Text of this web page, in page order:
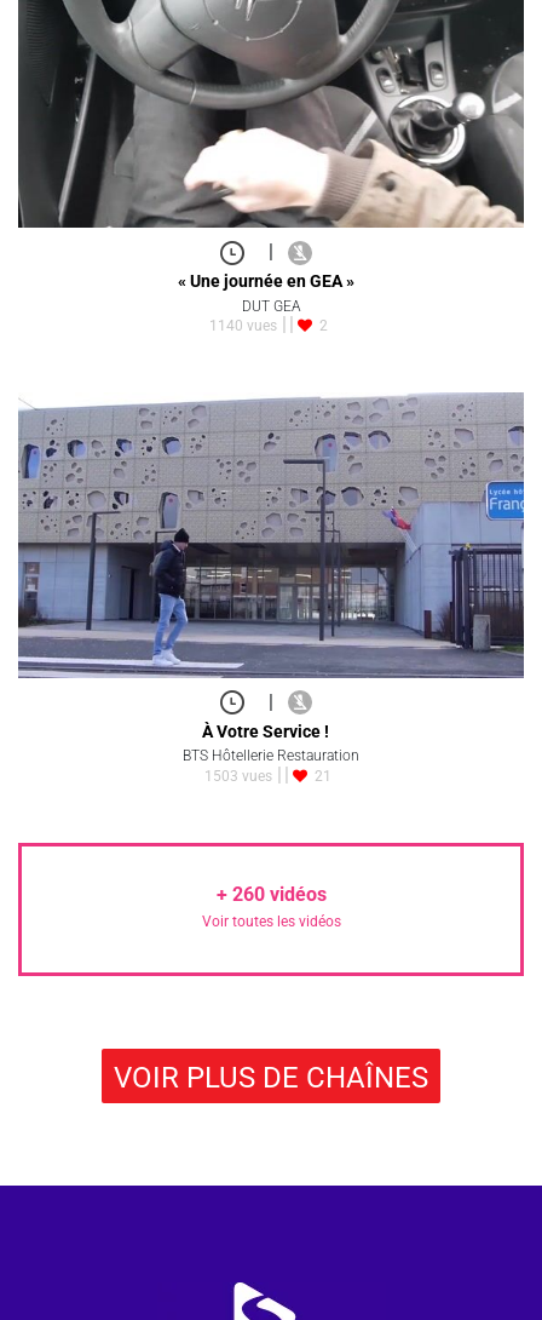
|
« Une journée en GEA »
DUT GEA
1140 vues
2
|
À Votre Service !
BTS Hôtellerie Restauration
1503 vues
21
+ 260vidéos
Voir toutes les vidéos
VOIR PLUS DE CHAÎNES